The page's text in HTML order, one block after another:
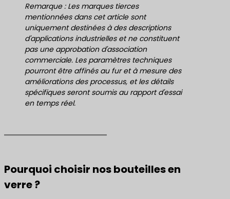
Remarque : Les marques tierces
mentionnées dans cet article sont
uniquement destinées à des descriptions
d'applications industrielles et ne constituent
pas une approbation d'association
commerciale. Les paramètres techniques
pourront être affinés au fur et à mesure des
améliorations des processus, et les détails
spécifiques seront soumis au rapport d'essai
en temps réel.
Pourquoi choisir nos bouteilles en
verre ?